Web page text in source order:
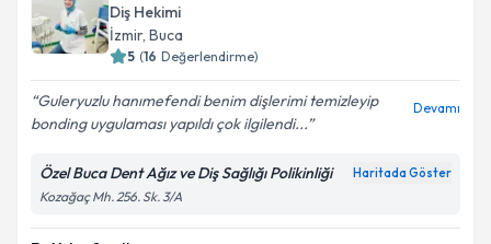
Diş Hekimi
İzmir, Buca
5 (16 Değerlendirme)
Guleryuzlu hanımefendi benim dişlerimi temizleyip
bonding uygulaması yapıldı çok ilgilendi...
Devamı
Özel Buca Dent Ağız ve Diş Sağlığı Polikinliği Haritada Göster
Kozağaç Mh. 256. Sk. 3/A